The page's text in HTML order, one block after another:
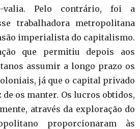
valia. Pelo contrário, foi a
trabalhadora metropolitana
imperialista do capitalismo.
que permitiu depois aos
assumir a longo prazo os
já que o capital privado
os manter. Os lucros obtidos,
através da exploração do
proporcionaram às